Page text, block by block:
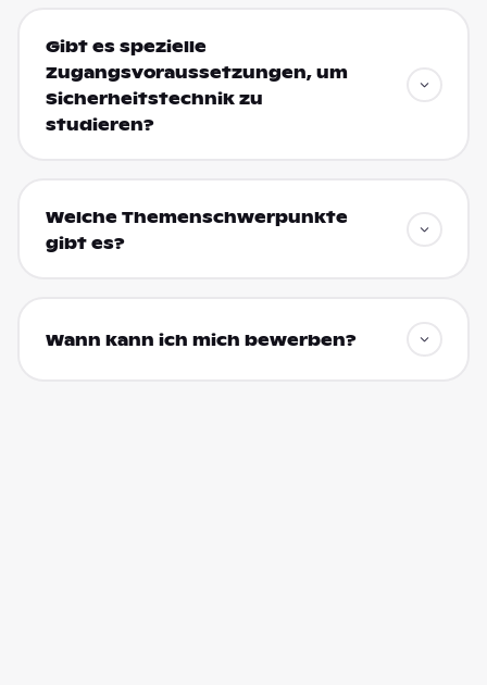
Gibt es spezielle
Zugangsvoraussetzungen, um
Sicherheitstechnik zu
studieren?
Welche Themenschwerpunkte
gibt es?
Wann kann ich mich bewerben?